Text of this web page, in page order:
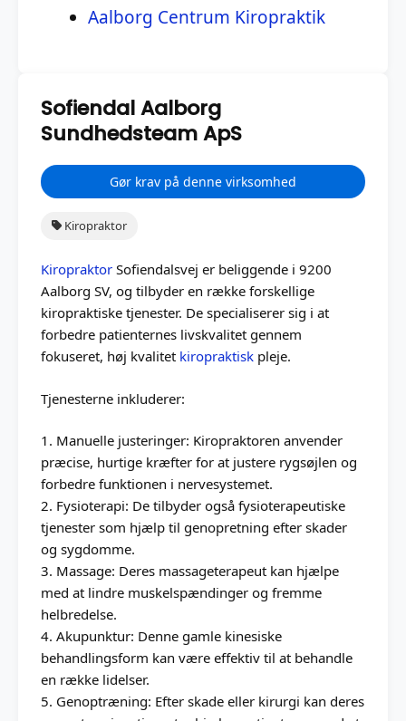
Aalborg Centrum Kiropraktik
Sofiendal Aalborg
Sundhedsteam ApS
Gør krav på denne virksomhed
Kiropraktor
Kiropraktor Sofiendalsvej er beliggende i 9200
Aalborg SV, og tilbyder en række forskellige
kiropraktiske tjenester. De specialiserer sig i at
forbedre patienternes livskvalitet gennem
fokuseret, høj kvalitet kiropraktisk pleje.
Tjenesterne inkluderer:
1. Manuelle justeringer: Kiropraktoren anvender
præcise, hurtige kræfter for at justere rygsøjlen og
forbedre funktionen i nervesystemet.
2. Fysioterapi: De tilbyder også fysioterapeutiske
tjenester som hjælp til genopretning efter skader
og sygdomme.
3. Massage: Deres massageterapeut kan hjælpe
med at lindre muskelspændinger og fremme
helbredelse.
4. Akupunktur: Denne gamle kinesiske
behandlingsform kan være effektiv til at behandle
en række lidelser.
5. Genoptræning: Efter skade eller kirurgi kan deres